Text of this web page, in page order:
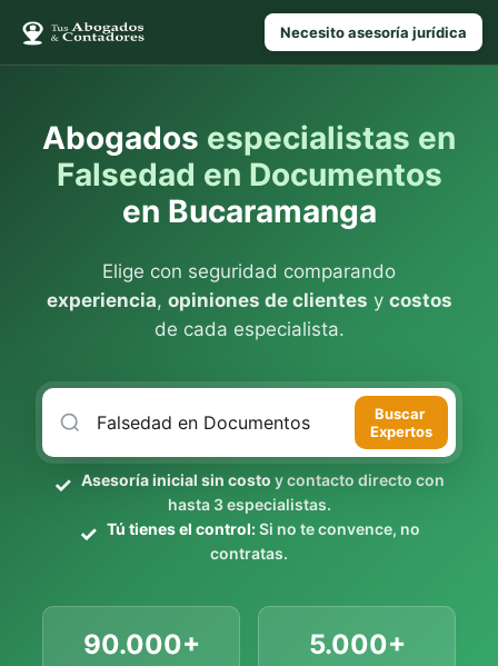
Necesito asesoría jurídica
Abogados especialistas en
Falsedad en Documentos
en Bucaramanga
Elige con seguridad comparando
experiencia, opiniones de clientes y costos
de cada especialista.
Buscar
Expertos
Asesoría inicial sin costo y contacto directo con
hasta 3 especialistas.
Tú tienes el control:Si no te convence, no
contratas.
90.000+ 5.000+